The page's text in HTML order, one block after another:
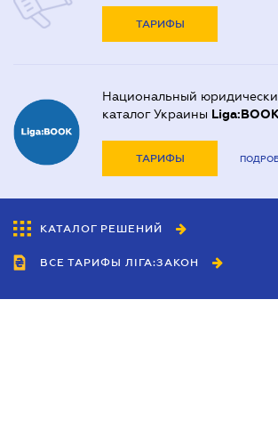
ТАРИФЫ
Национальный
каталог Украины Liga:BOOK
ТАРИФЫ
КАТАЛОГ РЕШЕНИЙ
ВСЕ ТАРИФЫ ЛІГА:ЗАКОН